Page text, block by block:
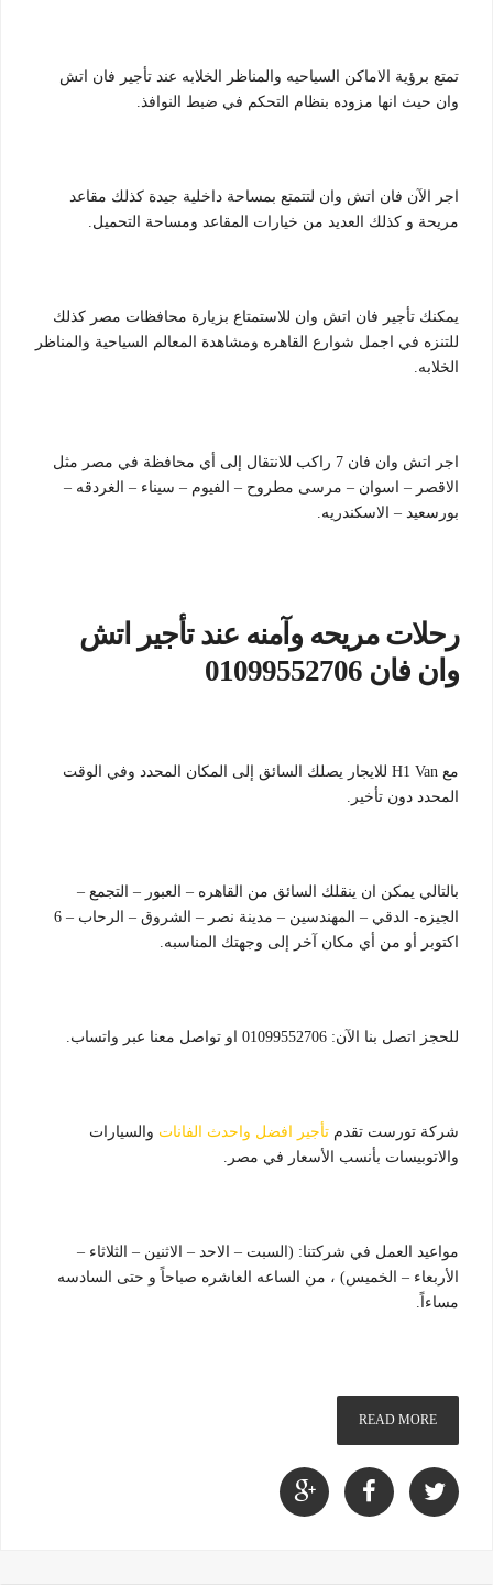
تمتع برؤية الاماكن السياحيه والمناظر الخلابه عند تأجير فان اتش
وان حيث انها مزوده بنظام التحكم في ضبط النوافذ.
اجر الآن فان اتش وان لتتمتع بمساحة داخلية جيدة كذلك مقاعد
مريحة و كذلك العديد من خيارات المقاعد ومساحة التحميل.
يمكنك تأجير فان اتش وان للاستمتاع بزيارة محافظات مصر كذلك
للتنزه في اجمل شوارع القاهره ومشاهدة المعالم السياحية والمناظر
الخلابه.
اجر اتش وان فان 7 راكب للانتقال إلى أي محافظة في مصر مثل
الاقصر – اسوان – مرسى مطروح – الفيوم – سيناء – الغردقه –
بورسعيد – الاسكندريه.
رحلات مريحه وآمنه عند تأجير اتش
وان فان 01099552706
مع H1 Van للايجار يصلك السائق إلى المكان المحدد وفي الوقت
المحدد دون تأخير.
بالتالي يمكن ان ينقلك السائق من القاهره – العبور – التجمع –
الجيزه- الدقي – المهندسين – مدينة نصر – الشروق – الرحاب – 6
اكتوبر أو من أي مكان آخر إلى وجهتك المناسبه.
للحجز اتصل بنا الآن: 01099552706 او تواصل معنا عبر واتساب.
شركة تورست تقدم تأجير افضل واحدث الفانات والسيارات
والاتوبيسات بأنسب الأسعار في مصر.
مواعيد العمل في شركتنا: (السبت – الاحد – الاثنين – الثلاثاء –
الأربعاء – الخميس) ، من الساعه العاشره صباحاً و حتى السادسه
مساءاً.
READ MORE